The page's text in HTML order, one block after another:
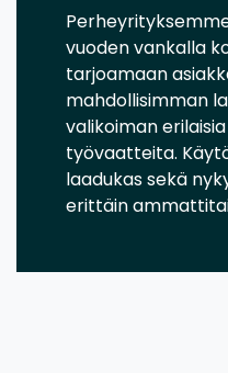
vuoden vankalla
tarjoamaan
mahdollisimman
valikoiman
työvaatteita.
laadukas sekä
erittäin